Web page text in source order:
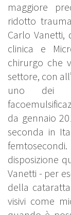
maggiore
ridotto
Carlo Vanetti,
clinica e
chirurgo che
settore, con
uno dei
da gennaio
seconda in
disposizione
Vanetti - per
della
visivi come